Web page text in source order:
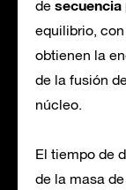
de
equilibrio,
obtienen la
de la fusión
núcleo.
El tiempo de
de la masa